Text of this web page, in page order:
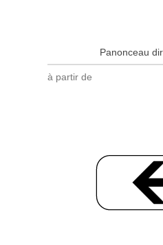
Panonceau
à partir de